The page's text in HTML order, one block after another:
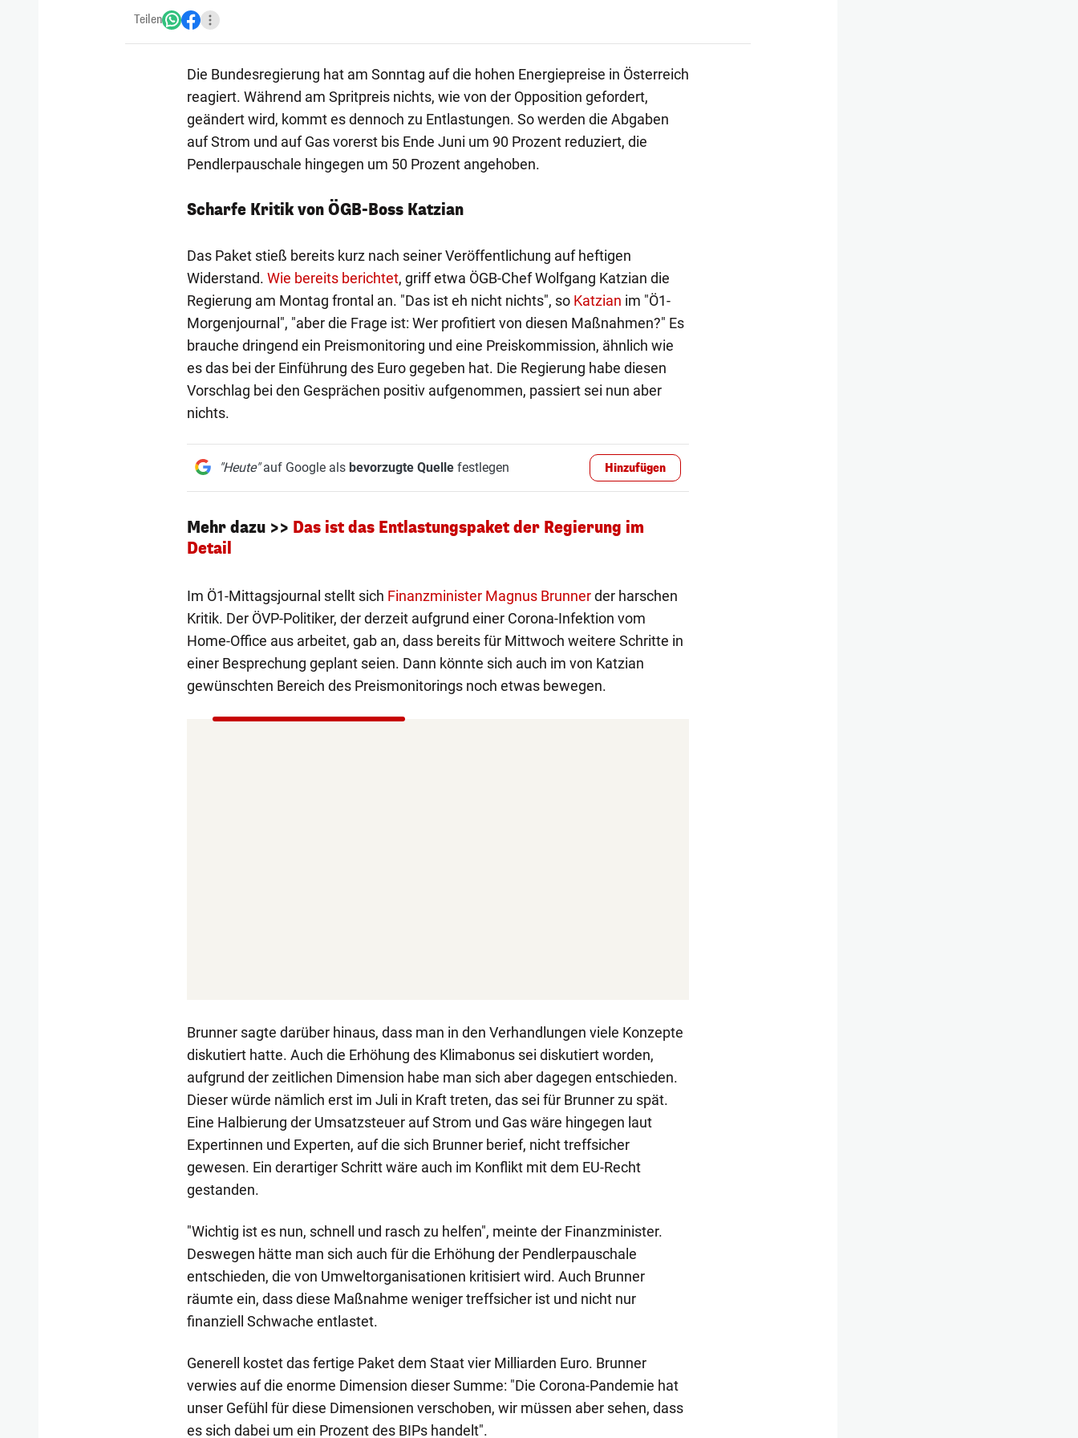
Teilen
Die Bundesregierung hat am Sonntag auf die hohen Energiepreise in Österreich
reagiert. Während am Spritpreis nichts, wie von der Opposition gefordert,
geändert wird, kommt es dennoch zu Entlastungen. So werden die Abgaben
auf Strom und auf Gas vorerst bis Ende Juni um 90 Prozent reduziert, die
Pendlerpauschale hingegen um 50 Prozent angehoben.
Scharfe Kritik von ÖGB-Boss Katzian
Das Paket stieß bereits kurz nach seiner Veröffentlichung auf heftigen
Widerstand. Wie bereits berichtet, griff etwa ÖGB-Chef Wolfgang Katzian die
Regierung am Montag frontal an. "Das ist eh nicht nichts", so Katzian im "Ö1-
Morgenjournal", "aber die Frage ist: Wer profitiert von diesen Maßnahmen?" Es
brauche dringend ein Preismonitoring und eine Preiskommission, ähnlich wie
es das bei der Einführung des Euro gegeben hat. Die Regierung habe diesen
Vorschlag bei den Gesprächen positiv aufgenommen, passiert sei nun aber
nichts.
"Heute"auf Google als bevorzugte Quellefestlegen Hinzufügen
Mehr dazu >> Das ist das Entlastungspaket der Regierung im
Detail
Im Ö1-Mittagsjournal stellt sich Finanzminister Magnus Brunnerder harschen
Kritik. Der ÖVP-Politiker, der derzeit aufgrund einer Corona-Infektion vom
Home-Office aus arbeitet, gab an, dass bereits für Mittwoch weitere Schritte in
einer Besprechung geplant seien. Dann könnte sich auch im von Katzian
gewünschten Bereich des Preismonitorings noch etwas bewegen.
Brunner sagte darüber hinaus, dass man in den Verhandlungen viele Konzepte
diskutiert hatte. Auch die Erhöhung des Klimabonus sei diskutiert worden,
aufgrund der zeitlichen Dimension habe man sich aber dagegen entschieden.
Dieser würde nämlich erst im Juli in Kraft treten, das sei für Brunner zu spät.
Eine Halbierung der Umsatzsteuer auf Strom und Gas wäre hingegen laut
Expertinnen und Experten, auf die sich Brunner berief, nicht treffsicher
gewesen. Ein derartiger Schritt wäre auch im Konflikt mit dem EU-Recht
gestanden.
"Wichtig ist es nun, schnell und rasch zu helfen", meinte der Finanzminister.
Deswegen hätte man sich auch für die Erhöhung der Pendlerpauschale
entschieden, die von Umweltorganisationen kritisiert wird. Auch Brunner
räumte ein, dass diese Maßnahme weniger treffsicher ist und nicht nur
finanziell Schwache entlastet.
Generell kostet das fertige Paket dem Staat vier Milliarden Euro. Brunner
verwies auf die enorme Dimension dieser Summe: "Die Corona-Pandemie hat
unser Gefühl für diese Dimensionen verschoben, wir müssen aber sehen, dass
es sich dabei um ein Prozent des BIPs handelt".